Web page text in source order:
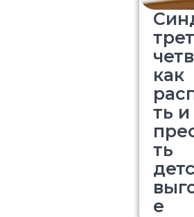
как
ть и
ть
е